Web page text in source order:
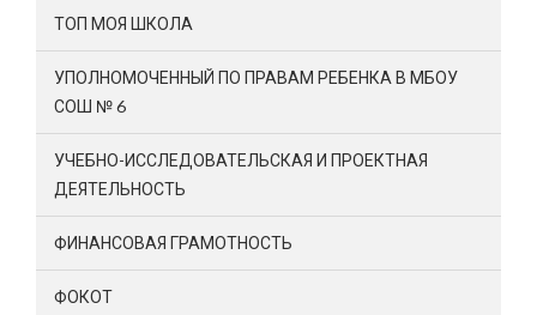
ТОП МОЯ ШКОЛА
УПОЛНОМОЧЕННЫЙ ПО ПРАВАМ РЕБЕНКА В МБОУ
СОШ № 6
УЧЕБНО-ИССЛЕДОВАТЕЛЬСКАЯ И ПРОЕКТНАЯ
ДЕЯТЕЛЬНОСТЬ
ФИНАНСОВАЯ ГРАМОТНОСТЬ
ФОКОТ